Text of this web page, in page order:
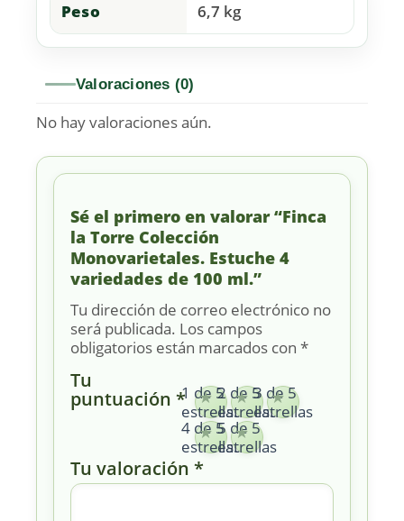
Peso 6,7 kg
Valoraciones (0)
No hay valoraciones aún.
Sé el primero en valorar “Finca
la Torre Colección
Monovarietales. Estuche 4
variedades de 100 ml.”
Tu dirección de correo electrónico no
será publicada. Los campos
obligatorios están marcados con *
Tu
puntuación *1 de 5
estrellas
2 de 5
estrellas
3 de 5
estrellas
4 de 5
estrellas
5 de 5
estrellas
Tu valoración *